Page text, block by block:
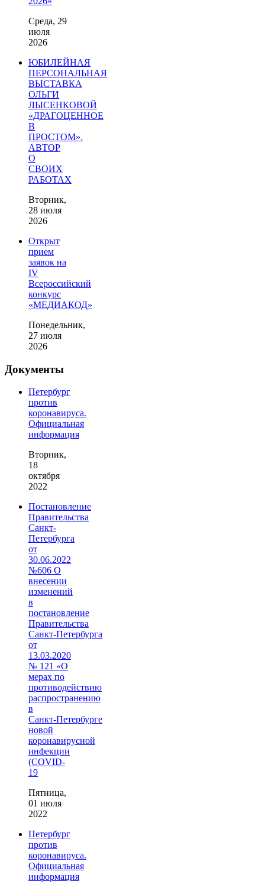
Среда, 29
июля
2026
ЮБИЛЕЙНАЯ
ПЕРСОНАЛЬНАЯ
ВЫСТАВКА
ОЛЬГИ
ЛЫСЕНКОВОЙ
«ДРАГОЦЕННОЕ
В
ПРОСТОМ».
АВТОР
О
СВОИХ
РАБОТАХ
Вторник,
28 июля
2026
Открыт
прием
заявок на
IV
Всероссийский
конкурс
«МЕДИАКОД»
Понедельник,
27 июля
2026
Документы
Петербург
против
коронавируса.
Официальная
информация
Вторник,
18
октября
2022
Постановление
Правительства
Санкт-
Петербурга
от
30.06.2022
№606 О
внесении
изменений
в
постановление
Правительства
Санкт‑Петербурга
от
13.03.2020
№ 121 «О
мерах по
противодействию
распространению
в
Санкт‑Петербурге
новой
коронавирусной
инфекции
(COVID-
19
Пятница,
01 июля
2022
Петербург
против
коронавируса.
Официальная
информация